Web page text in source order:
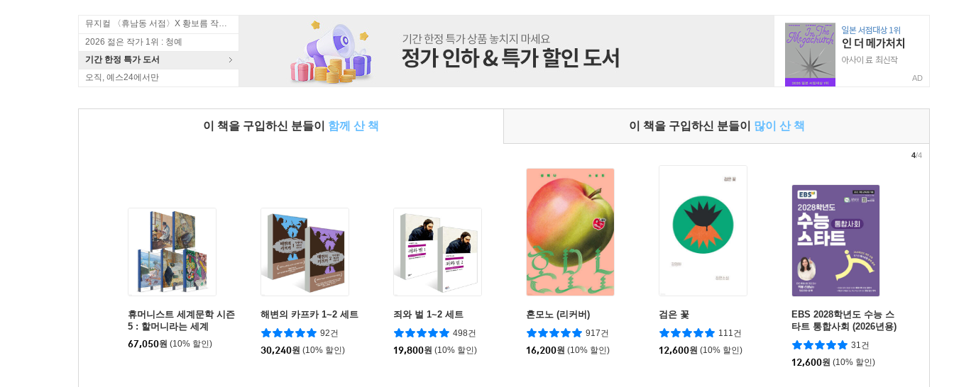
뮤지컬 〈휴남동 서점〉X 황보름 작가 북토크
2026 젊은 작가 1위 : 청예
기간 한정 특가 도서
오직, 예스24에서만
AD
이 책을 구입하신 분들이 함께 산 책 이 책을 구입하신 분들이 많이 산 책
휴머니스트 세계문학 시즌
5 : 할머니라는 세계
67,050원 (10% 할인)
해변의 카프카 1~2 세트
92건
30,240원 (10% 할인)
죄와 벌 1~2 세트
498건
19,800원 (10% 할인)
혼모노 (리커버)
917건
16,200원 (10% 할인)
검은 꽃
111건
12,600원 (10% 할인)
EBS 2028학년도 수능 스
타트 통합사회 (2026년용)
31건
12,600원 (10% 할인)
4/4